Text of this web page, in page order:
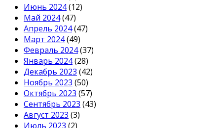
Июнь 2024(12)
Май 2024(47)
Апрель 2024(47)
Март 2024(49)
Февраль 2024(37)
Январь 2024(28)
Декабрь 2023 (42)
Ноябрь 2023 (50)
Октябрь 2023 (57)
Сентябрь 2023 (43)
Август 2023 (3)
Июль 2023 (2)